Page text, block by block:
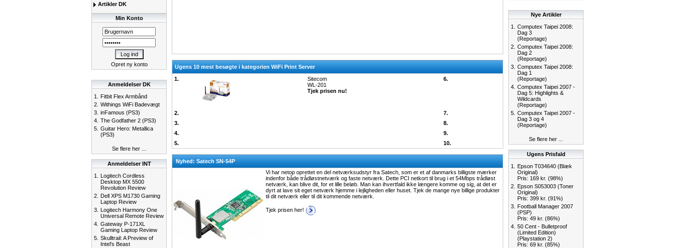
Artikler DK
Min Konto
Opret ny konto
Anmeldelser DK
1.
Fitbit Flex Armbånd
2. Withings WiFi Badevægt
3. inFamous (PS3)
4. The Godfather 2 (PS3)
5. Guitar Hero: Metallica
(PS3)
Se flere her ...
Anmeldelser INT
1.
Logitech Cordless
Desktop MX 5500
Revolution Review
2. Dell XPS M1730 Gaming
Laptop Review
3. Logitech Harmony One
Universal Remote Review
4. Gateway P-171XL
Gaming Laptop Review
5. Skulltrail: A Preview of
Intel's Beast
Ugens 10 mest besøgte i kategorien WiFi Print Server
1.
Sitecom
WL-201
Tjek prisen nu!
6.
2.
7.
3.
8.
4.
9.
5.
10.
Nyhed: Satech SN-54P
Vi har netop oprettet en del netværksudstyr fra Satech, som er et af danmarks billigste mærker
indenfor både trådløstnetværk og faste netværk. Dette PCI netkort til brug i et 54Mbps trådløst
netværk, kan blive dit, for et lille beløb. Man kan ihvertfald ikke længere komme og sig, at det er
dyrt at lave sit eget netværk hjemme i lejligheden eller huset. Tjek de mange nye billige produkter
til dit netværk eller til dit kommende netværk.
Tjek prisen her!
Nye Artikler
1.
Computex Taipei 2008:
Dag 3
(Reportage)
2. Computex Taipei 2008:
Dag 2
(Reportage)
3. Computex Taipei 2008:
Dag 1
(Reportage)
4. Computex Taipei 2007 -
Dag 5: Highlights &
Wildcards
(Reportage)
5. Computex Taipei 2007 -
Dag 3 og 4
(Reportage)
Se flere her ...
Ugens Prisfald
1.
Epson T034640 (Blæk
Original)
Pris: 169 kr. (98%)
2. Epson S053003 (Toner
Original)
Pris: 399 kr. (91%)
3. Football Manager 2007
(PSP)
Pris: 49 kr. (86%)
4. 50 Cent - Bulletproof
(Limited Edition)
(Playstation 2)
Pris: 69 kr. (85%)